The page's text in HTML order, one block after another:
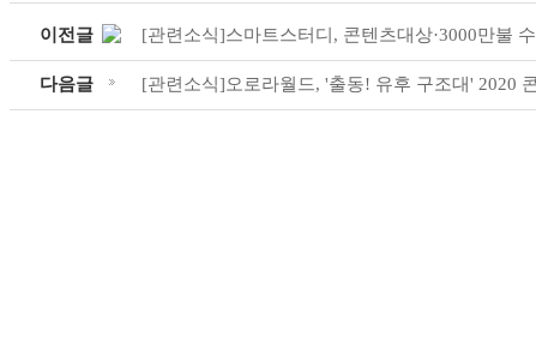
이전글 [관련소식]스마트스터디, 콘텐츠대상·3000만불
다음글 [관련소식]오로라월드, '출동! 유후 구조대' 2020